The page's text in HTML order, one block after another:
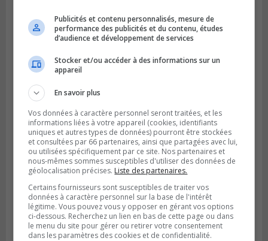
Climat Québec dévoile deux candidats
pour l’Agglomération
Publié le 6 juillet 2026 à 09h33
Longueuil conclue un contrat pour
valoriser des cendres d’incinération
Publicités et contenu personnalisés, mesure de
performance des publicités et du contenu, études
d’audience et développement de services
Stocker et/ou accéder à des informations sur un
appareil
En savoir plus
Vos données à caractère personnel seront traitées, et les
informations liées à votre appareil (cookies, identifiants
uniques et autres types de données) pourront être stockées
et consultées par 66 partenaires, ainsi que partagées avec lui,
ou utilisées spécifiquement par ce site. Nos partenaires et
nous-mêmes sommes susceptibles d'utiliser des données de
géolocalisation précises. Liste des partenaires.
Certains fournisseurs sont susceptibles de traiter vos
données à caractère personnel sur la base de l'intérêt
légitime. Vous pouvez vous y opposer en gérant vos options
ci-dessous. Recherchez un lien en bas de cette page ou dans
le menu du site pour gérer ou retirer votre consentement
dans les paramètres des cookies et de confidentialité.